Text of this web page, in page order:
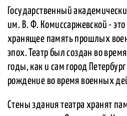
Государственный
им. В. Ф. Комиссаржевской -
хранящее память прошлых
эпох. Театр был создан во
годы, как и сам город
рождение во время военных
Стены здания театра хранят